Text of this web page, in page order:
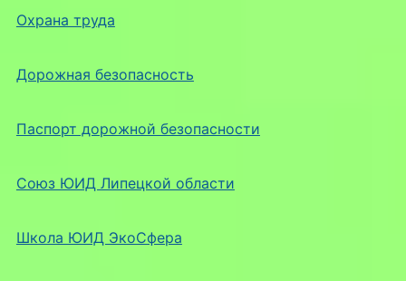
Охрана труда
Дорожная безопасность
Паспорт дорожной безопасности
Союз ЮИД Липецкой области
Школа ЮИД ЭкоСфера